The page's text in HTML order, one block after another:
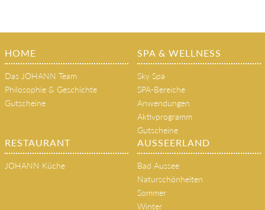
HOME
Das JOHANN Team
Philosophie & Geschichte
Gutscheine
SPA & WELLNESS
Sky Spa
SPA-Bereiche
Anwendungen
Aktivprogramm
Gutscheine
RESTAURANT
JOHANN Küche
AUSSEERLAND
Bad Aussee
Naturschönheiten
Sommer
Winter